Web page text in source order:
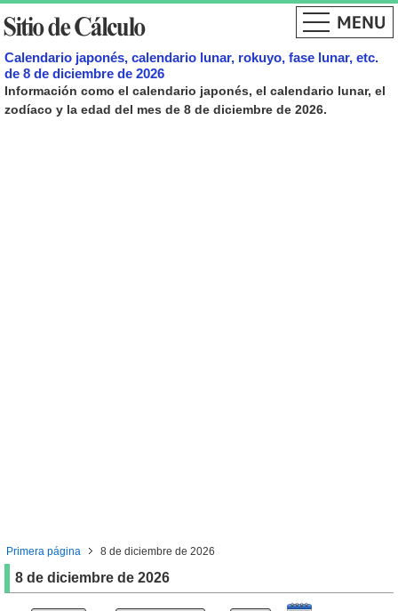
Calendario japonés, calendario lunar, rokuyo, fase lunar, etc.
de 8 de diciembre de 2026
Información como el calendario japonés, el calendario lunar, el
zodíaco y la edad del mes de 8 de diciembre de 2026.
Primera página 8 de diciembre de 2026
8 de diciembre de 2026